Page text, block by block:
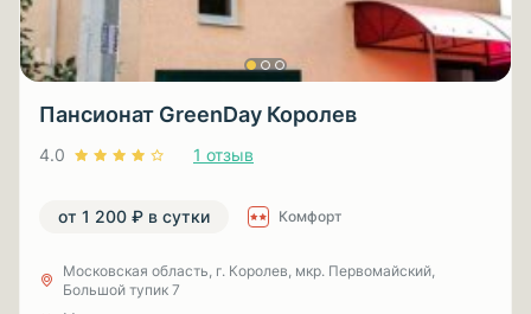
Пансионат GreenDay Королев
4.0 1 отзыв
от 1 200 ₽ в сутки Комфорт
Московская область, г. Королев, мкр. Первомайский,
Большой тупик 7